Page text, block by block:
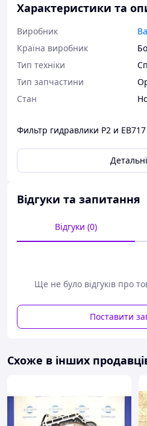
Характеристики та
Виробник
Країна виробник
Тип техніки
Тип запчастини
Стан
Фильтр гидравлики Р2 и ЕВ717
Відгуки та запитання
Відгуки (0)
Ще не було відгуків про
Поставити
Схоже в інших